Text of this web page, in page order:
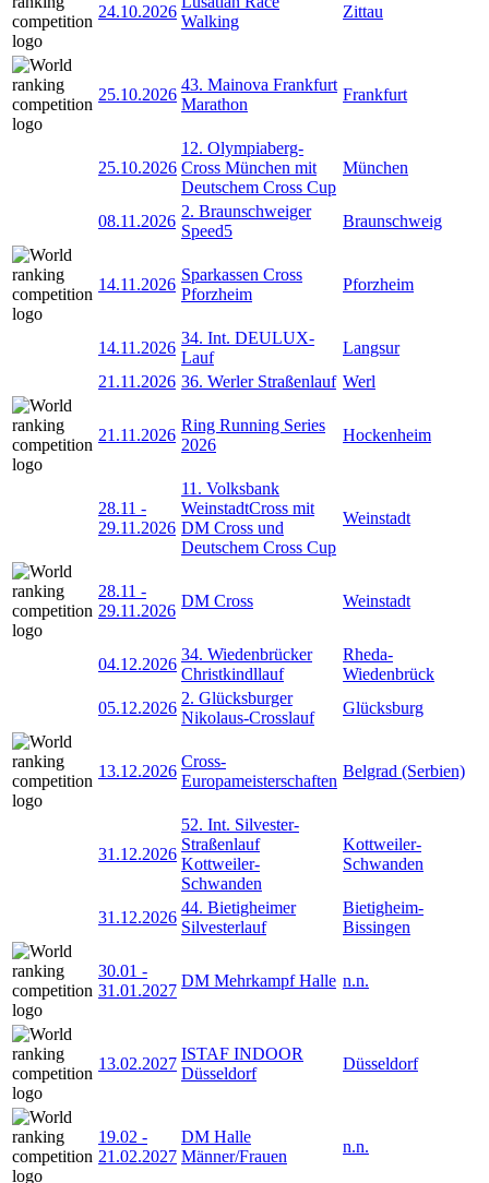
24.10.2026
Walking
Zittau
25.10.2026
43. Mainova Frankfurt
Marathon
Frankfurt
25.10.2026
12. Olympiaberg-
Cross München mit
Deutschem Cross Cup
München
08.11.2026
2. Braunschweiger
Speed5
Braunschweig
14.11.2026
Sparkassen Cross
Pforzheim
Pforzheim
14.11.2026
34. Int. DEULUX-
Lauf
Langsur
21.11.2026 36. Werler Straßenlauf Werl
21.11.2026
Ring Running Series
2026
Hockenheim
28.11 -
29.11.2026
11. Volksbank
WeinstadtCross mit
DM Cross und
Deutschem Cross Cup
Weinstadt
28.11 -
29.11.2026
DM Cross Weinstadt
04.12.2026
34. Wiedenbrücker
Christkindllauf
Rheda-
Wiedenbrück
05.12.2026
2. Glücksburger
Nikolaus-Crosslauf
Glücksburg
13.12.2026
Cross-
Europameisterschaften
Belgrad (Serbien)
31.12.2026
52. Int. Silvester-
Straßenlauf
Kottweiler-
Schwanden
Kottweiler-
Schwanden
31.12.2026
44. Bietigheimer
Silvesterlauf
Bietigheim-
Bissingen
30.01 -
31.01.2027
DM Mehrkampf Halle n.n.
13.02.2027
ISTAF INDOOR
Düsseldorf
Düsseldorf
19.02 -
21.02.2027
DM Halle
Männer/Frauen
n.n.